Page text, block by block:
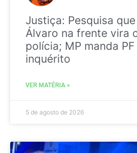
Justiça: Pesquisa
Álvaro na frente vira
polícia; MP manda
inquérito
VER MATÉRIA »
5 de agosto de 2026